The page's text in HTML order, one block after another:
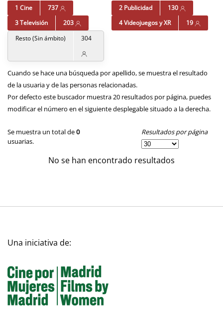
1 Cine 737 2 Publicidad
130
3 Televisión
203 4 Videojuegos y XR
19
Resto (Sin ámbito)
304
Cuando se hace una búsqueda por apellido, se muestra el resultado
de la usuaria y de las personas relacionadas.
Por defecto este buscador muestra 20 resultados por página, puedes
modificar el número en el siguiente desplegable situado a la derecha.
Se muestra un total de0
usuarias.
Resultados por página
No se han encontrado resultados
Una iniciativa de: